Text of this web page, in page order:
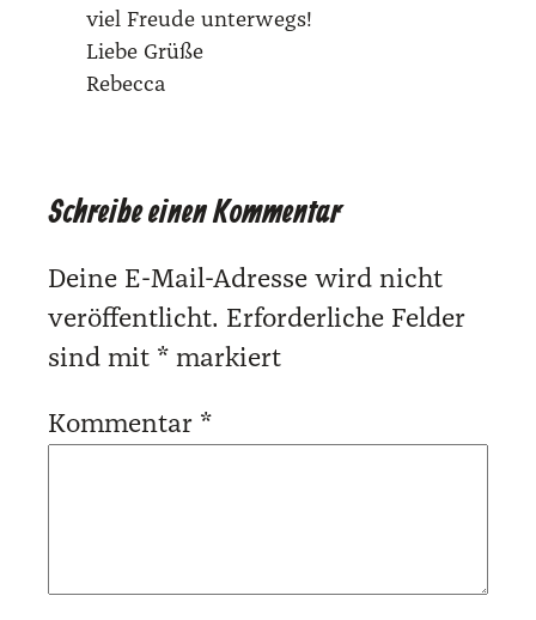
viel Freu­de unter­wegs!
Lie­be Grü­ße
Rebec­ca
Schreibe einen Kommentar
Deine E-Mail-Adresse wird nicht
veröffentlicht. Erforderliche Felder
sind mit * markiert
Kommentar *